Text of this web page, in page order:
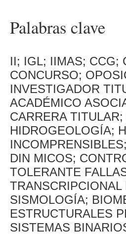
Palabras clave
II; IGL; IIMAS; CCG;
CONCURSO;
INVESTIGADOR
ACADÉMICO
CARRERA
HIDROGEOLOGÍA;
DIN MICOS;
TOLERANTE
SISMOLOGÍA;
ESTRUCTURALES
SISTEMAS